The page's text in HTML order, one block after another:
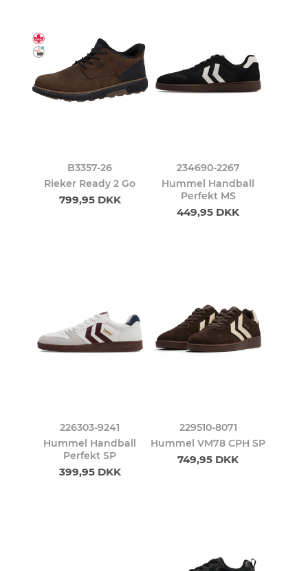
B3357-26
Rieker Ready 2 Go
799,95 DKK
234690-2267
Hummel Handball
Perfekt MS
449,95 DKK
226303-9241
Hummel Handball
Perfekt SP
399,95 DKK
229510-8071
Hummel VM78 CPH SP
749,95 DKK